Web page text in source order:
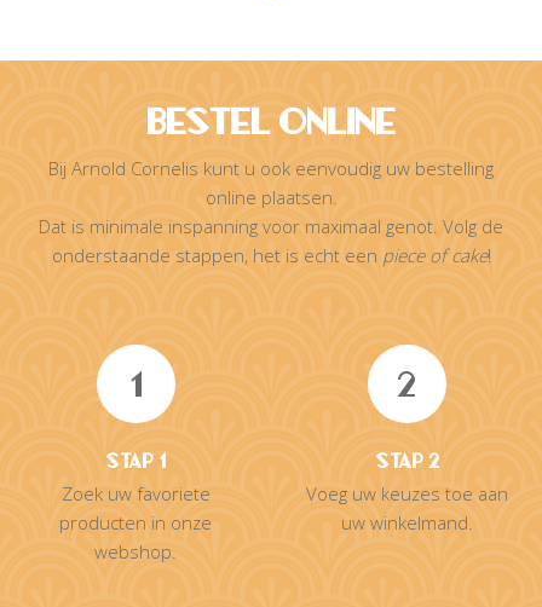
Bestel Online
Bij Arnold Cornelis kunt u ook eenvoudig uw bestelling
online plaatsen.
Dat is minimale inspanning voor maximaal genot. Volg de
onderstaande stappen, het is echt een piece of cake!
1
Stap 1
Zoek uw favoriete
producten in onze
webshop.
2
Stap 2
Voeg uw keuzes toe aan
uw winkelmand.